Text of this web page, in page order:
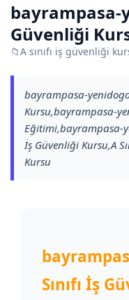
bayrampasa-
Güvenliği
📁A sınıfı iş güvenliği
bayrampasa-
Kursu,bayrampasa-
Eğitimi,bayrampasa-
İş Güvenliği Kursu,A
Kursu
Sınıfı İş